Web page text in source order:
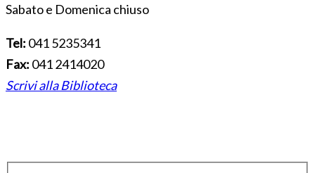
Sabato e Domenica chiuso
Tel: 041 5235341
Fax: 041 2414020
Scrivi alla Biblioteca